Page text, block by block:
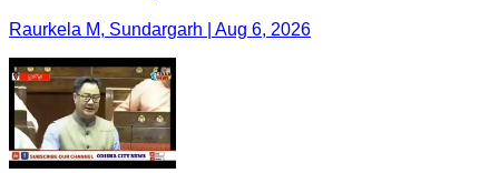
Raurkela M, Sundargarh | Aug 6, 2026